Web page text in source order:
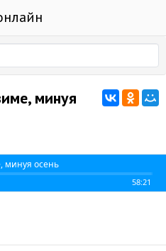
минуя
минуя осень
58:21